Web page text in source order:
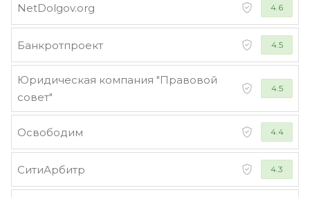
NetDolgov.org 4.6
Банкротпроект 4.5
Юридическая компания "Правовой
совет"
4.5
Освободим 4.4
СитиАрбитр 4.3